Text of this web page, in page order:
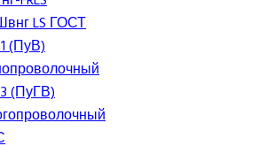
LS ГОСТ
(ПуВ)
(ПуГВ)